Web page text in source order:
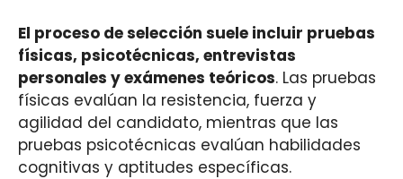
El proceso de selección suele incluir pruebas
físicas, psicotécnicas, entrevistas
personales y exámenes teóricos. Las pruebas
físicas evalúan la resistencia, fuerza y
agilidad del candidato, mientras que las
pruebas psicotécnicas evalúan habilidades
cognitivas y aptitudes específicas.